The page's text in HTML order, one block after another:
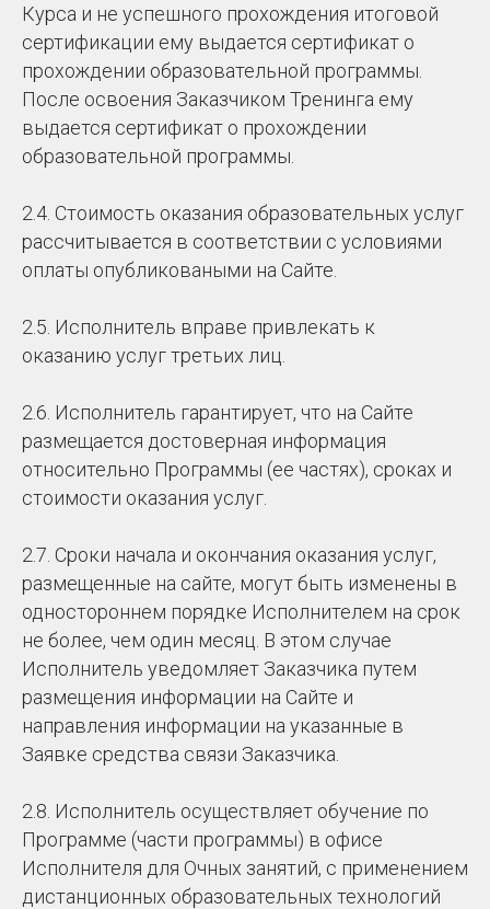
Курса и не успешного прохождения итоговой
сертификации ему выдается сертификат о
прохождении образовательной программы.
После освоения Заказчиком Тренинга ему
выдается сертификат о прохождении
образовательной программы.
2.4. Стоимость оказания образовательных услуг
рассчитывается в соответствии с условиями
оплаты опубликоваными на Сайте.
2.5. Исполнитель вправе привлекать к
оказанию услуг третьих лиц.
2.6. Исполнитель гарантирует, что на Сайте
размещается достоверная информация
относительно Программы (ее частях), сроках и
стоимости оказания услуг.
2.7. Сроки начала и окончания оказания услуг,
размещенные на сайте, могут быть изменены в
одностороннем порядке Исполнителем на срок
не более, чем один месяц. В этом случае
Исполнитель уведомляет Заказчика путем
размещения информации на Сайте и
направления информации на указанные в
Заявке средства связи Заказчика.
2.8. Исполнитель осуществляет обучение по
Программе (части программы) в офисе
Исполнителя для Очных занятий, с применением
дистанционных образовательных технологий